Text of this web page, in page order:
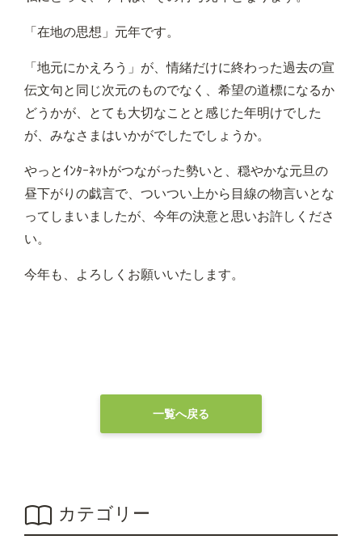
「在地の思想」元年です。
「地元にかえろう」が、情緒だけに終わった過去の宣
伝文句と同じ次元のものでなく、希望の道標になるか
どうかが、とても大切なことと感じた年明けでした
が、みなさまはいかがでしたでしょうか。
やっとｲﾝﾀｰﾈｯﾄがつながった勢いと、穏やかな元旦の
昼下がりの戯言で、ついつい上から目線の物言いとな
ってしまいましたが、今年の決意と思いお許しくださ
い。
今年も、よろしくお願いいたします。
一覧へ戻る
カテゴリー